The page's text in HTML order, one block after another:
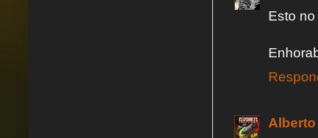
Esto